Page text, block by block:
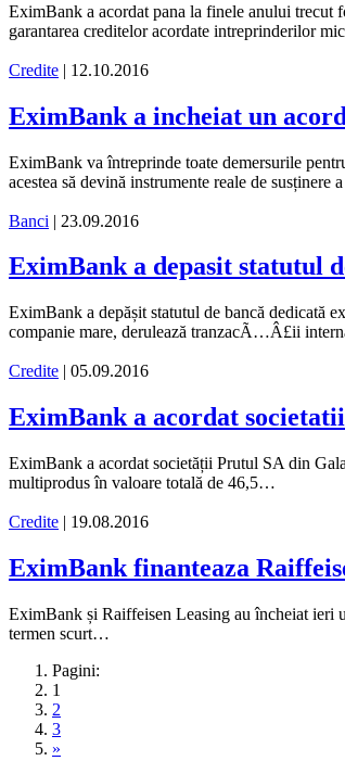
EximBank a acordat pana la finele anului trecut
garantarea creditelor acordate intreprinderilor
Credite | 12.10.2016
EximBank a incheiat un
EximBank va întreprinde toate demersurile
acestea să devină instrumente reale de
Banci | 23.09.2016
EximBank a depasit statutul
EximBank a depășit statutul de bancă dedicată
companie mare, derulează tranzacÃ…Â£ii
Credite | 05.09.2016
EximBank a acordat
EximBank a acordat societății Prutul SA din
multiprodus în valoare totală de 46,5…
Credite | 19.08.2016
EximBank finanteaza
EximBank și Raiffeisen Leasing au încheiat ieri
termen scurt…
Pagini:
1
2
3
»